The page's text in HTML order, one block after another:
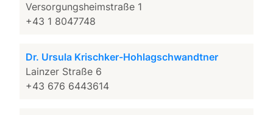
Versorgungsheimstraße 1
+43 1 8047748
Dr. Ursula Krischker-Hohlagschwandtner
Lainzer Straße 6
+43 676 6443614